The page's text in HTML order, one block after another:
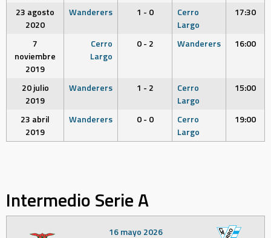
23 agosto
2020
Wanderers 1 - 0
Cerro
Largo
17:30
7
noviembre
2019
Cerro
Largo
0 - 2 Wanderers 16:00
20 julio
2019
Wanderers 1 - 2
Cerro
Largo
15:00
23 abril
2019
Wanderers 0 - 0
Cerro
Largo
19:00
Intermedio Serie A
16 mayo 2026